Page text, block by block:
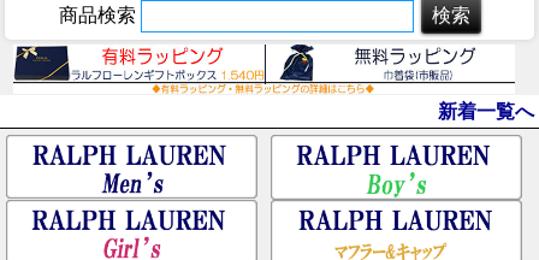
商品検索
新着一覧へ